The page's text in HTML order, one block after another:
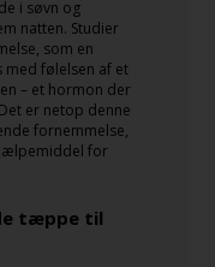
i søvn og
natten. Studier
som en
med følelsen af et
– et hormon der
er netop denne
fornemmelse,
for
tæppe til